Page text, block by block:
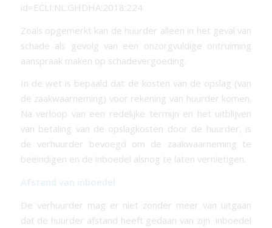
id=ECLI:NL:GHDHA:2018:224
Zoals opgemerkt kan de huurder alleen in het geval van
schade als gevolg van een onzorgvuldige ontruiming
aanspraak maken op schadevergoeding.
In de wet is bepaald dat de kosten van de opslag (van
de zaakwaarneming) voor rekening van huurder komen.
Na verloop van een redelijke termijn en het uitblijven
van betaling van de opslagkosten door de huurder, is
de verhuurder bevoegd om de zaakwaarneming te
beëindigen en de inboedel alsnog te laten vernietigen.
Afstand van inboedel
De verhuurder mag er niet zonder meer van uitgaan
dat de huurder afstand heeft gedaan van zijn inboedel